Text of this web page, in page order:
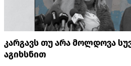
კარგავს თუ არა მოლდოვა
აგიხსნით